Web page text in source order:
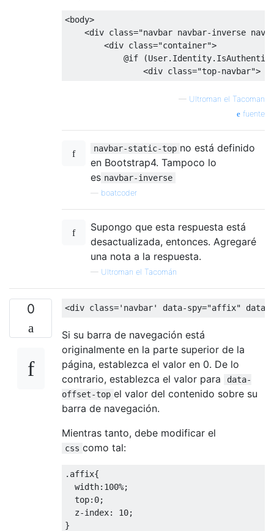
<body>
<div class="navbar navbar-inverse
<div class="container">
@if
<div class="top-navbar">
— Ultroman el Tacoman
fuente
navbar-static-top no está definido
en Bootstrap4. Tampoco lo
es navbar-inverse
boatcoder
Supongo que esta respuesta está
desactualizada, entonces. Agregaré
una nota a la respuesta.
— Ultroman el Tacomán
0 <div class='navbar' data-spy="affix"
Si su barra de navegación está
originalmente en la parte superior de la
página, establezca el valor en 0. De lo
contrario, establezca el valor para
data-
offset-top el valor del contenido sobre su
barra de navegación.
Mientras tanto, debe modificar el
css como tal:
. affix{
  width
: 100%;
  top
: 0;
  z
-index: 10;
}